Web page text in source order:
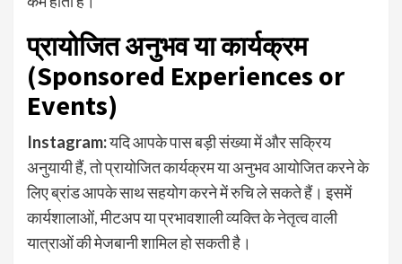
प्रायोजित अनुभव या कार्यक्रम
(Sponsored Experiences or
Events)
Instagram:यदि आपके पास बड़ी संख्या में और सक्रिय
अनुयायी हैं, तो प्रायोजित कार्यक्रम या अनुभव आयोजित करने के
लिए ब्रांड आपके साथ सहयोग करने में रुचि ले सकते हैं। इसमें
कार्यशालाओं, मीटअप या प्रभावशाली व्यक्ति के नेतृत्व वाली
यात्राओं की मेजबानी शामिल हो सकती है।